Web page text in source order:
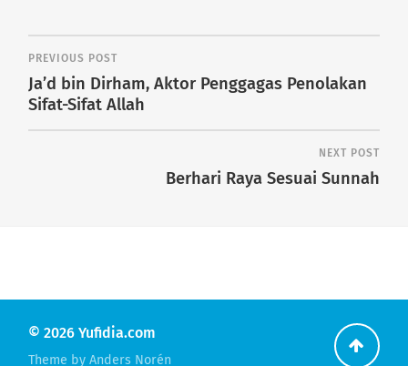
PREVIOUS POST
Ja’d bin Dirham, Aktor Penggagas Penolakan
Sifat-Sifat Allah
NEXT POST
Berhari Raya Sesuai Sunnah
© 2026Yufidia.com
Theme byAnders Norén
Go